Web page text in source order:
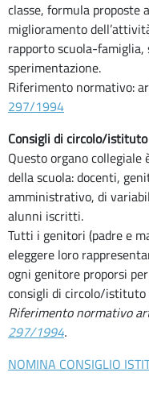
classe, formula proposte
miglioramento
rapporto scuola-
sperimentazione.
Riferimento normativo:
297/1994
Consigli di circolo/istituto
Questo organo
della scuola: docenti,
amministrativo, di
alunni iscritti.
Tutti i genitori (padre e
eleggere loro
ogni genitore proporsi
consigli di circolo/
Riferimento normativo
297/1994.
NOMINA CONSIGLIO